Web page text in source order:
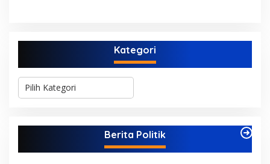
Kategori
K
g
Berita Politik